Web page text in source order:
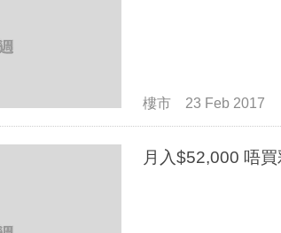
樓市 23 Feb 2017
月入$52,000 唔